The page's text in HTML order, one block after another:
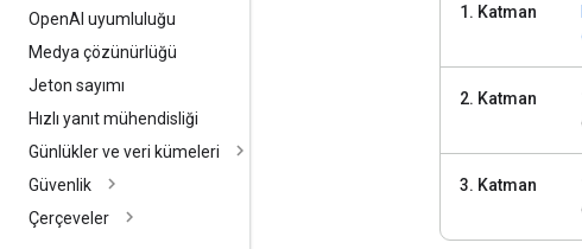
OpenAI uyumluluğu
Medya çözünürlüğü
Jeton sayımı
Hızlı yanıt mühendisliği
Günlükler ve veri kümeleri
Güvenlik
Çerçeveler
1. Katman
2. Katman
3. Katman